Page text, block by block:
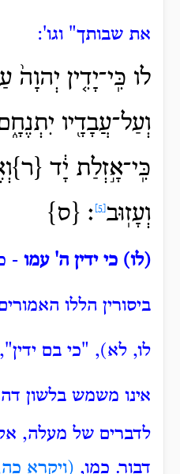
את שבותך" וגו':
לו כִּֽי־יָדִ֤ין יְהוָה֙
וְעַל־עֲבָדָ֖יו
כִּֽי־אָ֣זְלַת יָ֔ד
וְעָזֽוּב ׃ {ס}
(לו) כי ידין ה' עמו -
ביסורין הללו
לו, לא), "כי בם
אינו משמש בלשון
לדברים של מעלה,
דבור. כמו, (ויקרא